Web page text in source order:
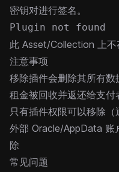
密钥对进行签名。
Plugin not found
此 Asset/Collection 上不
注意事项
移除插件会删除其所有数
租金被回收并返还给支付
只有插件权限可以移除（
外部 Oracle/AppData
除
常见问题